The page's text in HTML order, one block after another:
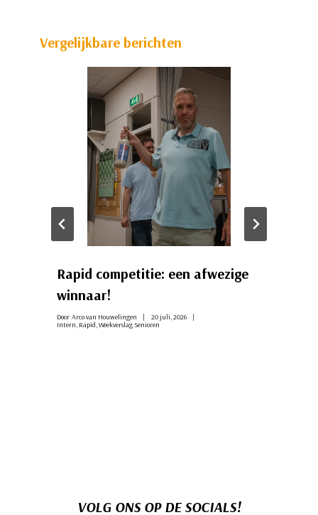
Vergelijkbare berichten
Rapid competitie: een afwezige
winnaar!
Door Arco van Houwelingen
20 juli, 2026
Intern, Rapid,Weekverslag Senioren
VOLG ONS OP DE SOCIALS!